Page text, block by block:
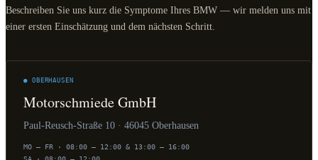
Beschreiben Sie uns kurz die Symptome Ihres BMW — wir melden uns mit
einer ersten Einschätzung und dem nächsten Schritt.
● OBERHAUSEN
Motorschmiede GmbH
Paul-Reusch-Straße 10 · 46045 Oberhausen
MO – FR · 08:00 – 12:00 & 13:00 – 16:00